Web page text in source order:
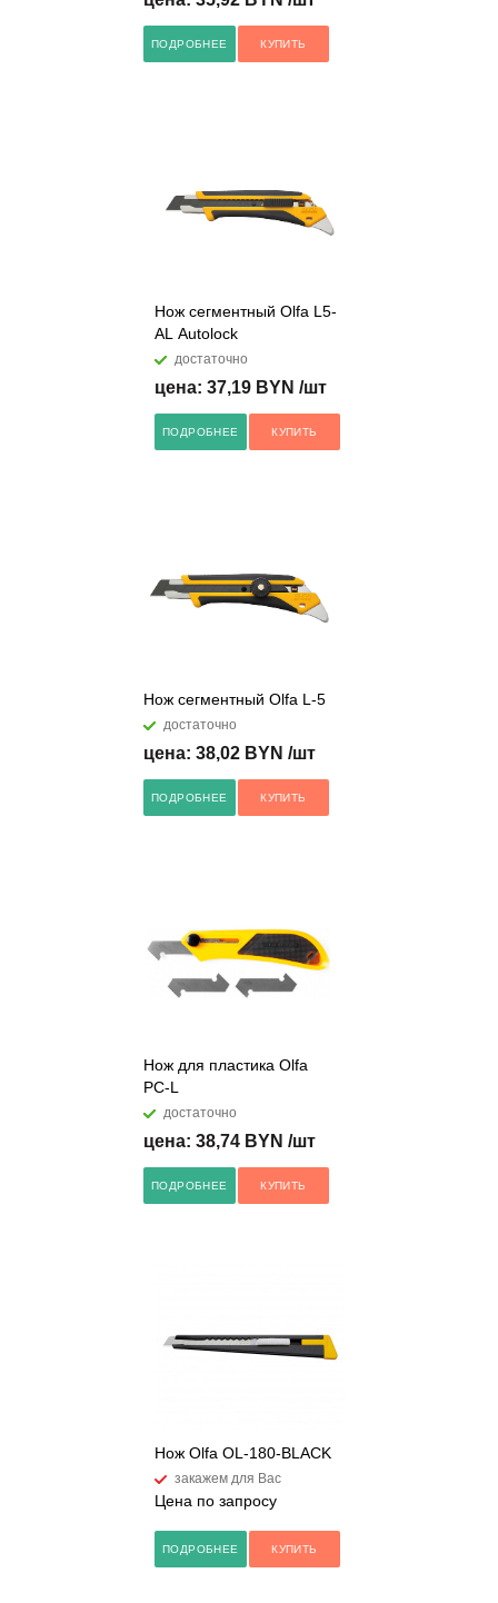
ПОДРОБНЕЕ КУПИТЬ
Нож сегментный Olfa L5-
AL Autolock
достаточно
цена: 37,19 BYN /шт
ПОДРОБНЕЕ КУПИТЬ
Нож сегментный Olfa L-5
достаточно
цена: 38,02 BYN /шт
ПОДРОБНЕЕ КУПИТЬ
Нож для пластика Olfa
PC-L
достаточно
цена: 38,74 BYN /шт
ПОДРОБНЕЕ КУПИТЬ
Нож Olfa OL-180-BLACK
закажем для Вас
Цена по запросу
ПОДРОБНЕЕ КУПИТЬ